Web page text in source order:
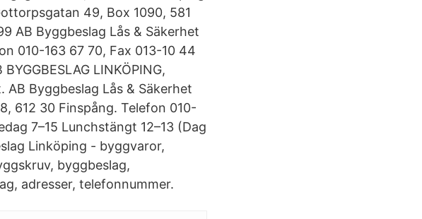
49, Box 1090, 581
AB Byggbeslag Lås & Säkerhet
010-163 67 70, Fax 013-10 44
LINKÖPING,
Byggbeslag Lås & Säkerhet
612 30 Finspång. Telefon 010-
7–15 Lunchstängt 12–13 (Dag
Linköping - byggvaror,
byggbeslag,
adresser, telefonnummer.